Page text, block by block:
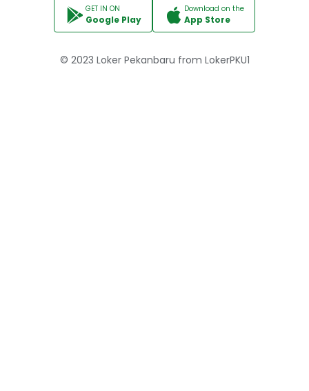
GET IN ON
Google Play
Download on the
App Store
© 2023 Loker Pekanbaru from LokerPKU1